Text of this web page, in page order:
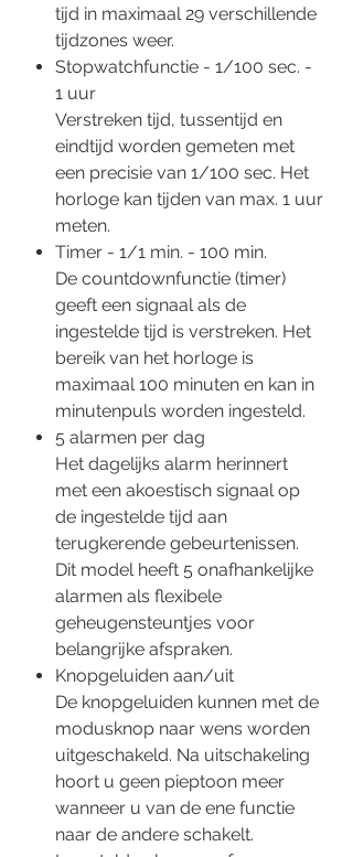
tijd in maximaal 29 verschillende
tijdzones weer.
Stopwatchfunctie - 1/100 sec. -
1 uur
Verstreken tijd, tussentijd en
eindtijd worden gemeten met
een precisie van 1/100 sec. Het
horloge kan tijden van max. 1 uur
meten.
Timer - 1/1 min. - 100 min.
De countdownfunctie (timer)
geeft een signaal als de
ingestelde tijd is verstreken. Het
bereik van het horloge is
maximaal 100 minuten en kan in
minutenpuls worden ingesteld.
5 alarmen per dag
Het dagelijks alarm herinnert
met een akoestisch signaal op
de ingestelde tijd aan
terugkerende gebeurtenissen.
Dit model heeft 5 onafhankelijke
alarmen als flexibele
geheugensteuntjes voor
belangrijke afspraken.
Knopgeluiden aan/uit
De knopgeluiden kunnen met de
modusknop naar wens worden
uitgeschakeld. Na uitschakeling
hoort u geen pieptoon meer
wanneer u van de ene functie
naar de andere schakelt.